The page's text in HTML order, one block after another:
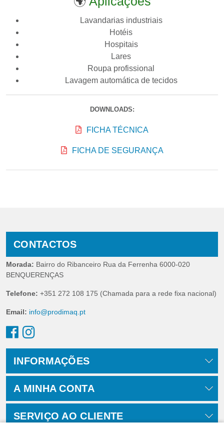
Lavandarias industriais
Hotéis
Hospitais
Lares
Roupa profissional
Lavagem automática de tecidos
DOWNLOADS:
FICHA TÉCNICA
FICHA DE SEGURANÇA
CONTACTOS
Morada: Bairro do Ribanceiro Rua da Ferrenha 6000-020
BENQUERENÇAS
Telefone: +351 272 108 175 (Chamada para a rede fixa nacional)
Email: info@prodimaq.pt
INFORMAÇÕES
A MINHA CONTA
SERVIÇO AO CLIENTE